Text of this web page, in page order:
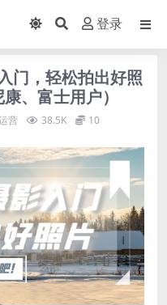
登录
门，轻松拍出好照
、富士用户）
营 38.5K 10